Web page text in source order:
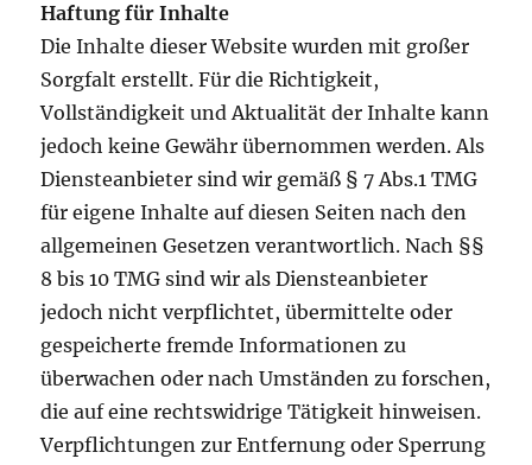
Haftung für Inhalte
Die Inhalte dieser Website wurden mit großer
Sorgfalt erstellt. Für die Richtigkeit,
Vollständigkeit und Aktualität der Inhalte kann
jedoch keine Gewähr übernommen werden. Als
Diensteanbieter sind wir gemäß § 7 Abs.1 TMG
für eigene Inhalte auf diesen Seiten nach den
allgemeinen Gesetzen verantwortlich. Nach §§
8 bis 10 TMG sind wir als Diensteanbieter
jedoch nicht verpflichtet, übermittelte oder
gespeicherte fremde Informationen zu
überwachen oder nach Umständen zu forschen,
die auf eine rechtswidrige Tätigkeit hinweisen.
Verpflichtungen zur Entfernung oder Sperrung